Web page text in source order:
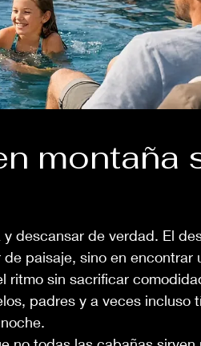
montaña
descansar de verdad. El
paisaje, sino en encontrar
ritmo sin sacrificar
padres y a veces incluso